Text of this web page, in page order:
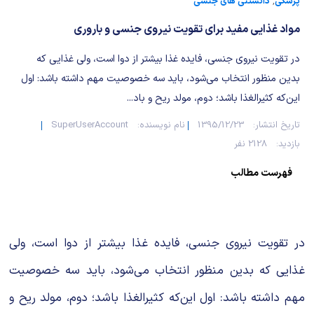
مواد غذایی مفید برای تقویت نیروی جنسی و باروری
در تقویت نیروی جنسی، فایده غذا بیشتر از دوا است، ولی غذایی که
بدین منظور انتخاب می‌شود، باید سه خصوصیت مهم داشته باشد: اول
این‌که کثیرالغذا باشد؛ دوم، مولد ریح و باد...
تاریخ انتشار: 1395/12/23 نام نویسنده:
SuperUserAccount
بازدید:
2128 نفر
فهرست مطالب
در تقویت نیروی جنسی، فایده غذا بیشتر از دوا است، ولی
غذایی که بدین منظور انتخاب می‌شود، باید سه خصوصیت
مهم داشته باشد: اول این‌که کثیرالغذا باشد؛ دوم، مولد ریح و
صلاح های شیمیایی
مطالب جالب شیمی
بمب های شیمیایی
شیمی عمومی
شیمی سبز
روانپزشکی
طب سنتی
گیاهان دارویی